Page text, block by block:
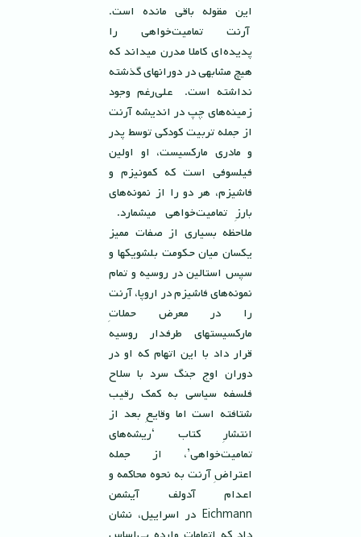
اين مقوله باقى مانده است.
آرنت تماميت‌خواهى را
پديده‌اى كاملا مدرن ميداند كه
هيچ مشابهى در دورانهاى گذشته
نداشته است. على‌رغم وجود
زمينه‌هاى چپ در انديشه آرنت
از جمله تربيت كودكى توسط پدر
و مادرى ماركسيست، او اولين
فيلسوفى است كه كمونيزم و
فاشيزم، هر دو را از نمونه‌هاى
بارزِ تماميت‌خواهى ميشمارد.
ملاحظه بسيارى از صفات ممیز
يكسان ميان حكومت بلشويكها و
سپس استالين در روسيه و تمام
نمونه‌هاى فاشيزم در اروپا، آرنت
را در معرض حملاتِ
ماركسيستهاى طرفدار روسيه
قرار داد با این اتهام که او در
دوران اوج جنگ سرد با سلاح
فلسفه سياسى به كمك رقيب
شتافته است اما وقايعِ بعد از
انتشارِ كتاب ‘ريشه‌هاى
تماميت‌خواهى’، از جمله
اعتراضِ آرنت به نحوه محاكمه و
اعدام آدولف آيشمن
Eichmann در اسراييل، نشان